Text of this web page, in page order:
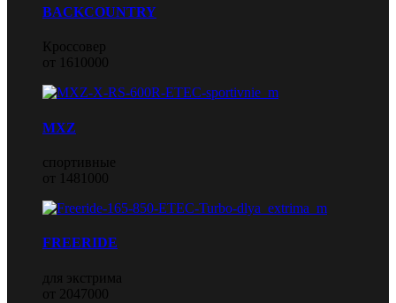
BACKCOUNTRY
Кроссовер
от 1610000
MXZ
спортивные
от 1481000
FREERIDE
для экстрима
от 2047000